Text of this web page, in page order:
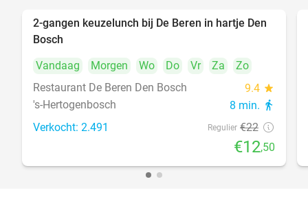
43%
2-gangen keuzelunch bij De Beren in hartje Den
Bosch
Vandaag
Morgen Wo Do Vr Za
Zo
Restaurant De Beren Den Bosch
9.4 star
's-Hertogenbosch 8 min. directions_walk
Verkocht: 2.491 Regulier €22
€12,50